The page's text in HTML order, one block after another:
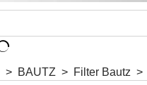
> BAUTZ > Filter Bautz >